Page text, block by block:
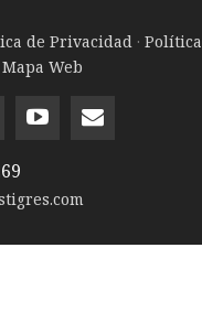
de Privacidad · Política
Mapa Web